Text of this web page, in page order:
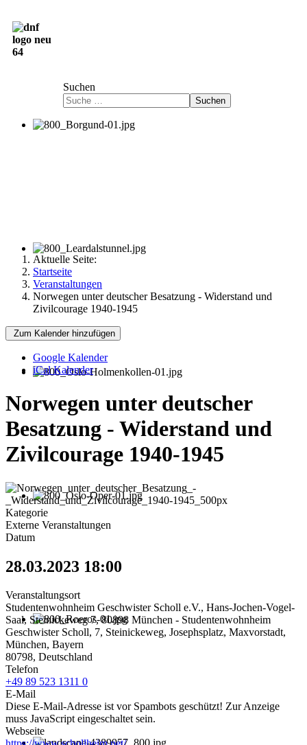
Suchen
Suchen
Aktuelle Seite:
Startseite
Veranstaltungen
Norwegen unter deutscher Besatzung - Widerstand und
Zivilcourage 1940-1945
Zum Kalender hinzufügen
Google Kalender
iCal Kalender
Norwegen unter deutscher
Besatzung - Widerstand und
Zivilcourage 1940-1945
Kategorie
Externe Veranstaltungen
Datum
28.03.2023 18:00
Veranstaltungsort
Studentenwohnheim Geschwister Scholl e.V., Hans-Jochen-Vogel-
Saal, Steinickeweg 7, 80898 München - Studentenwohnheim
Geschwister Scholl, 7, Steinickeweg, Josephsplatz, Maxvorstadt,
München, Bayern
80798, Deutschland
Telefon
+49 89 523 1311 0
E-Mail
Diese E-Mail-Adresse ist vor Spambots geschützt! Zur Anzeige
muss JavaScript eingeschaltet sein.
Webseite